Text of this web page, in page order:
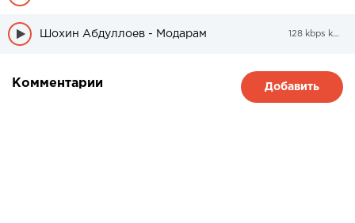
Шохин Абдуллоев - Модарам 128 kbps kbps
Комментарии Добавить